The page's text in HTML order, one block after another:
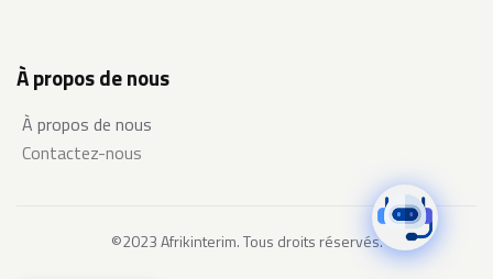
À propos de nous
À propos de nous
Contactez-nous
©2023 Afrikinterim. Tous droits réservés.